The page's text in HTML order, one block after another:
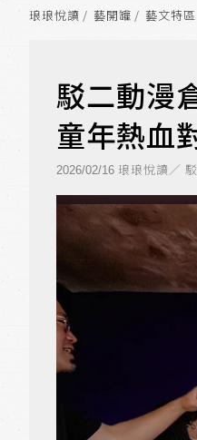
琅琅悅讀 藝開罐 藝文特區
駁二動漫
童年熱血
2026/02/16 琅琅悅讀／